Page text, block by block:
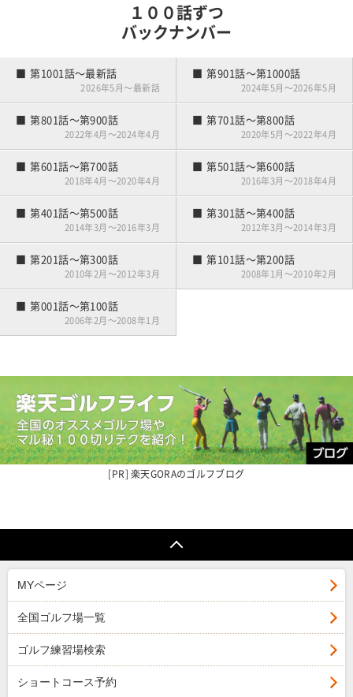
アーリーバード
第021話～第040話
競技デビュー
第001話～第020話
ゴルフはじめました
１００話ずつ
バックナンバー
第1001話～最新話
2026年5月～最新話
第901話～第1000話
2024年5月～2026年5月
第801話～第900話
2022年4月～2024年4月
第701話～第800話
2020年5月～2022年4月
第601話～第700話
2018年4月～2020年4月
第501話～第600話
2016年3月～2018年4月
第401話～第500話
2014年3月～2016年3月
第301話～第400話
2012年3月～2014年3月
第201話～第300話
2010年2月～2012年3月
第101話～第200話
2008年1月～2010年2月
第001話～第100話
2006年2月～2008年1月
楽天GORAのゴルフブログ
MYページ
全国ゴルフ場一覧
ゴルフ練習場検索
ショートコース予約